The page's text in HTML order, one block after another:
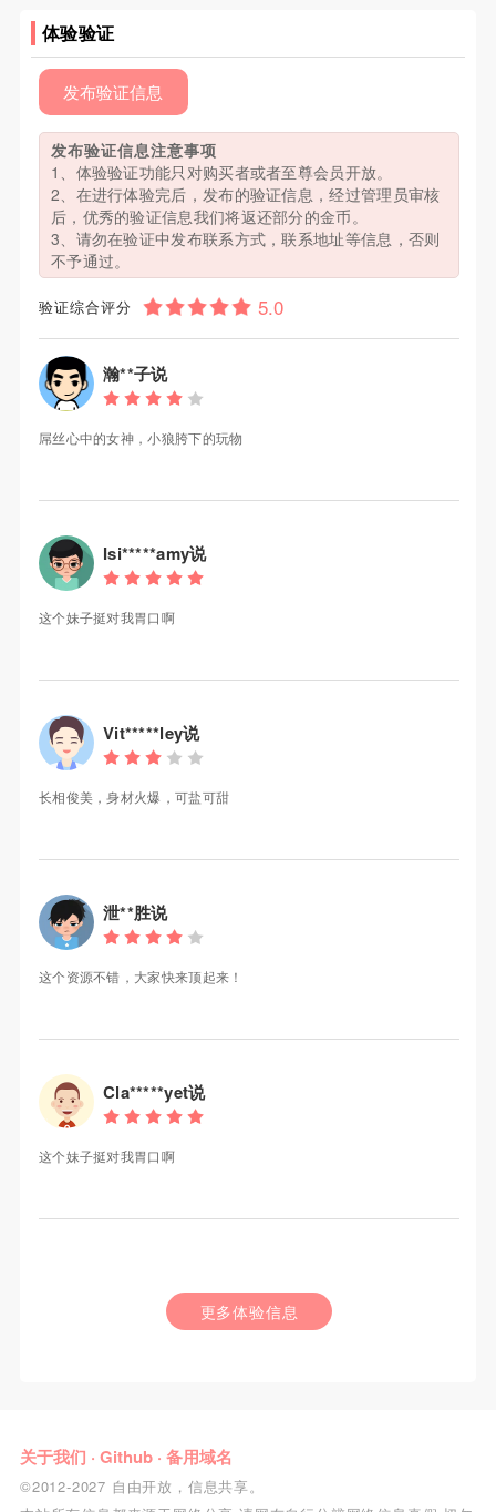
体验验证
发布验证信息
发布验证信息注意事项
1、体验验证功能只对购买者或者至尊会员开放。
2、在进行体验完后，发布的验证信息，经过管理员审核
后，优秀的验证信息我们将返还部分的金币。
3、请勿在验证中发布联系方式，联系地址等信息，否则
不予通过。
验证综合评分
瀚**子说
屌丝心中的女神，小狼胯下的玩物
Isi*****amy说
这个妹子挺对我胃口啊
Vit*****ley说
长相俊美，身材火爆，可盐可甜
泄**胜说
这个资源不错，大家快来顶起来！
Cla*****yet说
这个妹子挺对我胃口啊
更多体验信息
关于我们 · Github· 备用域名
©2012-2027 自由开放，信息共享。